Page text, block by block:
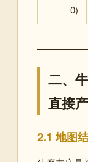
0)
二、
直接
2.1 地图